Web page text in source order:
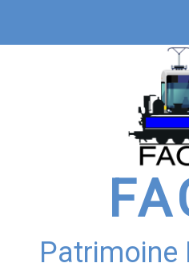
contenu
Patrimoine
principale